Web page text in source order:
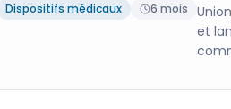
Dispositifs médicaux 6 mois
et